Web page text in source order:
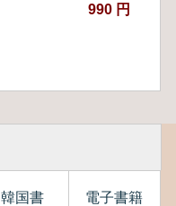
990 円
韓国書 電子書籍